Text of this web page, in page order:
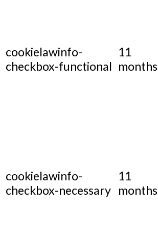
cookielawinfo-
checkbox-functional
11
months
cookielawinfo-
checkbox-necessary
11
months